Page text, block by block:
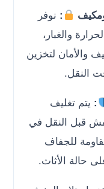
: نوفر
والغبار،
والأمان لتخزين
النقل.
: يتم تغليف
قبل النقل في
للجفاف
حالة الأثاث.